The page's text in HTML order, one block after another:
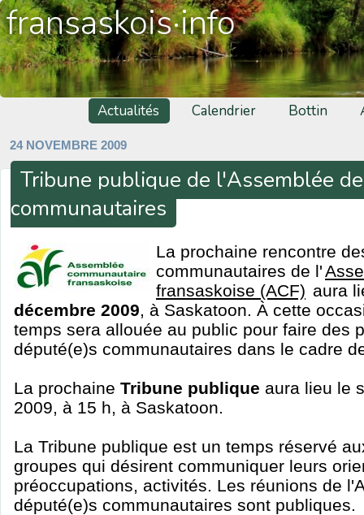
fransaskois·info
Actualités Calendrier Bottin
24 NOVEMBRE 2009
Tribune publique de l'Assemblée
communautaires
La prochaine rencontre
communautaires de l'
fransaskoise (ACF) aura
décembre 2009, à Saskatoon. À cette
temps sera allouée au public pour faire des
député(e)s communautaires dans le cadre
La prochaine Tribune publique aura lieu le
2009, à 15 h, à Saskatoon.
La Tribune publique est un temps réservé
groupes qui désirent communiquer leurs
préoccupations, activités. Les réunions de
député(e)s communautaires sont publiques.